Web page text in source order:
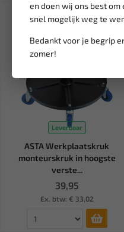
en doen wij ons best
snel mogelijk weg te
Bedankt voor je begrip
zomer!
Leverbaar
ASTA Werkplaatskruk
monteurskruk in hoogste
verste...
39,95
Ex. btw: € 33,02